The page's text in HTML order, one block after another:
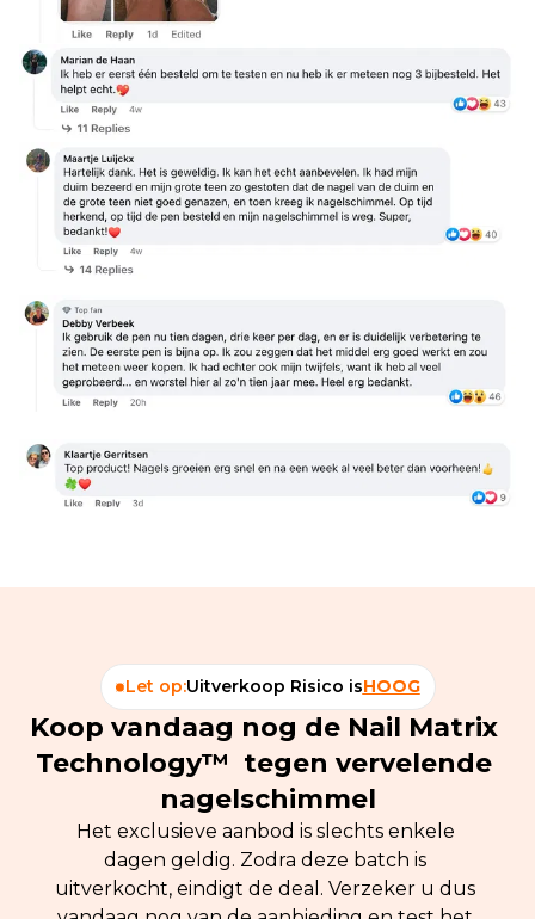
Let op:Uitverkoop Risico isHOOG
Koop vandaag nog de Nail Matrix
Technology™ tegen vervelende
nagelschimmel
Het exclusieve aanbod is slechts enkele
dagen geldig. Zodra deze batch is
uitverkocht, eindigt de deal. Verzeker u dus